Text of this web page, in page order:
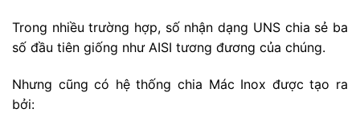
Trong nhiều trường hợp, số nhận dạng UNS chia sẻ ba
số đầu tiên giống như AISI tương đương của chúng.
Nhưng cũng có hệ thống chia Mác Inox được tạo ra
bởi: